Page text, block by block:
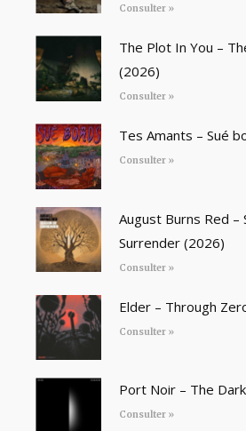
Consulter »
The Plot In You –
(2026)
Consulter »
Tes Amants – Sué
Consulter »
August Burns Red –
Surrender (2026)
Consulter »
Elder – Through
Consulter »
Port Noir – The
Consulter »